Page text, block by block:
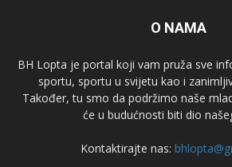
O NAMA
BH Lopta je portal koji vam pruža sve
sportu, sportu u svijetu kao i
Također, tu smo da podržimo naše
će u budućnosti biti dio
Kontaktirajte nas: